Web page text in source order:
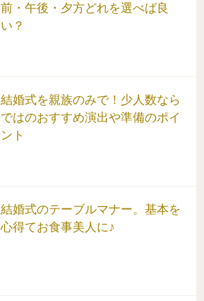
前・午後・夕方どれを選べば良
い？
結婚式を親族のみで！少人数なら
ではのおすすめ演出や準備のポイ
ント
結婚式のテーブルマナー。基本を
心得てお食事美人に♪